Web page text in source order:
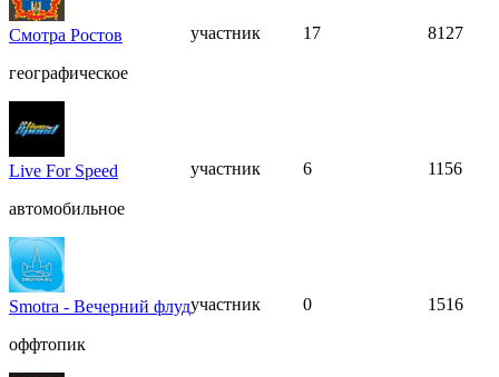
Смотра Ростов
географическое
участник 17 8127
Live For Speed
автомобильное
участник 6 1156
Smotra - Вечерний флуд
оффтопик
участник 0 1516